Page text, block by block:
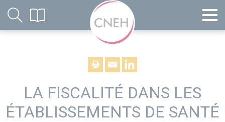
LA FISCALITÉ DANS LES
ÉTABLISSEMENTS DE SANTÉ